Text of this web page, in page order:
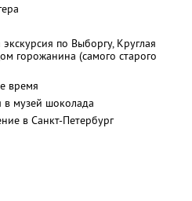
по Выборгу, Круглая
горожанина (самого старого
время
в музей шоколада
в Санкт-Петербург